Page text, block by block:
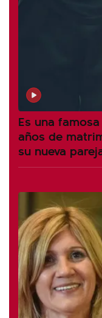
Es una
años de
su nueva